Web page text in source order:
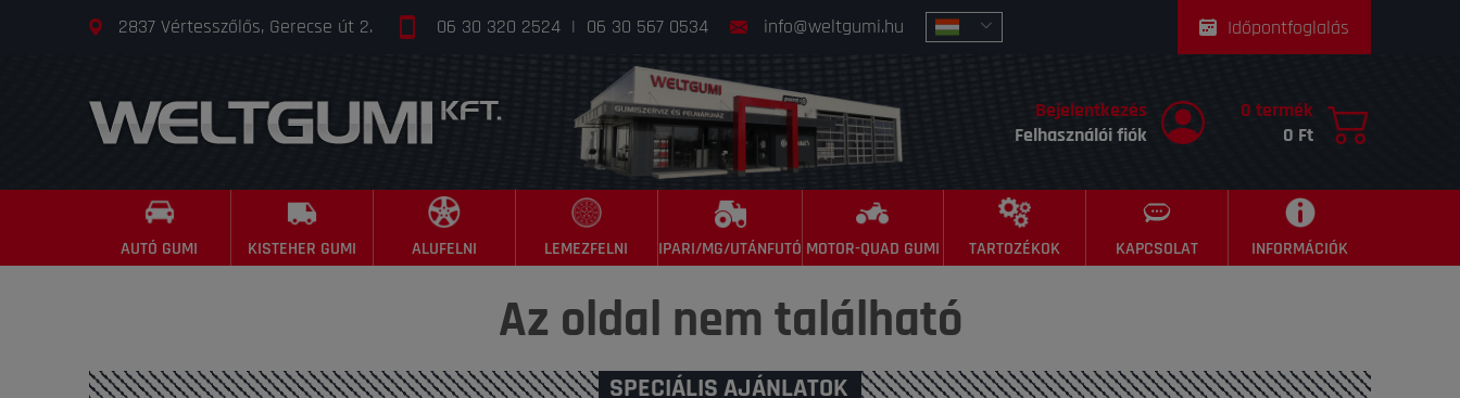
2837 Vértesszőlős, Gerecse út 2. 06 30 320 2524 | 06 30 567 0534 info@weltgumi.hu Időpontfoglalás
Bejelentkezés
Felhasználói fiók
0 termék
0 Ft
AUTÓ GUMI KISTEHER GUMI ALUFELNI LEMEZFELNI IPARI/MG/UTÁNFUTÓ MOTOR-QUAD GUMI TARTOZÉKOK KAPCSOLAT INFORMÁCIÓK
Az oldal nem található
SPECIÁLIS AJÁNLATOK